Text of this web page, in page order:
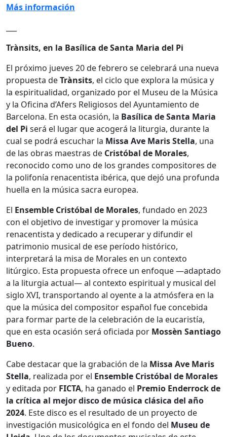
Más información
Trànsits, en la Basílica de Santa Maria del Pi
El próximo jueves 20 de febrero se celebrará una nueva
propuesta deTrànsits, el ciclo que explora la música y
la espiritualidad, organizado por el Museu de la Música
y la Oficina d’Afers Religiosos del Ayuntamiento de
Barcelona. En esta ocasión, la Basílica de Santa Maria
del Pi será el lugar que acogerá la liturgia, durante la
cual se podrá escuchar la Missa Ave Maris Stella, una
de las obras maestras de Cristóbal de Morales,
reconocido como uno de los grandes compositores de
la polifonía renacentista ibérica, que dejó una profunda
huella en la música sacra europea.
El Ensemble Cristóbal de Morales, fundado en 2023
con el objetivo de investigar y promover la música
renacentista y dedicado a recuperar y difundir el
patrimonio musical de ese período histórico,
interpretará la misa de Morales en un contexto
litúrgico. Esta propuesta ofrece un enfoque —adaptado
a la liturgia actual— al contexto espiritual y musical del
siglo XVI, transportando al oyente a la atmósfera en la
que la música del compositor español fue concebida
para formar parte de la celebración de la eucaristía,
que en esta ocasión será oficiada por Mossèn Santiago
Bueno.
Cabe destacar que la grabación de la Missa Ave Maris
Stella, realizada por el Ensemble Cristóbal de Morales
y editada por FICTA, ha ganado el Premio Enderrock de
la crítica al mejor disco de música clásica del año
2024. Este disco es el resultado de un proyecto de
investigación musicológica en el fondo del Museu de